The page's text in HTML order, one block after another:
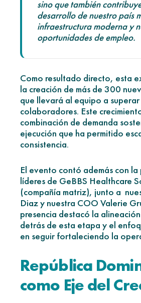
sino que también
desarrollo de nuestro país
infraestructura moderna y
oportunidades de empleo.
Como resultado directo, esta
la creación de más de 300
que llevará al equipo a
colaboradores. Este
combinación de demanda
ejecución que ha permitido
consistencia.
El evento contó además con
líderes de GeBBS Healthcare
(compañía matriz), junto a
Diaz y nuestra COO Valerie
presencia destacó la
detrás de esta etapa y el
en seguir fortaleciendo la
República
como Eje del